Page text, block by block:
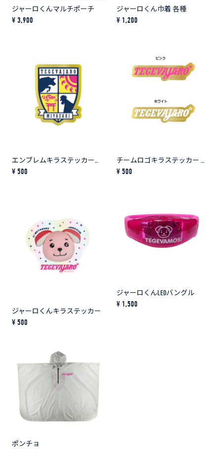
ジャーロくんマルチポーチ
¥ 3,900
ジャーロくん巾着 各種
¥ 1,200
エンブレムキラステッカー（ゴールド）
¥ 500
チームロゴキラステッカー 各種
¥ 500
ジャーロくんキラステッカー
¥ 500
ジャーロくんLEDバングル
¥ 1,500
ポンチョ